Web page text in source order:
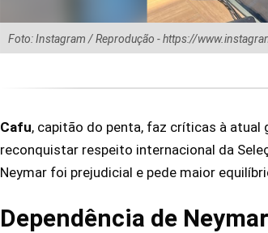
Foto: Instagram / Reprodução - https://
Cafu, capitão do penta, faz críticas à atual
reconquistar respeito internacional da
Neymar foi prejudicial e pede maior
Dependência de